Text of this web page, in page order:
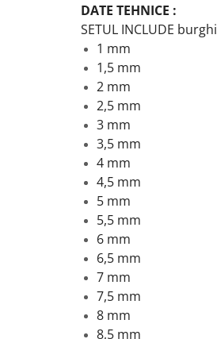
DATE TEHNICE :
SETUL INCLUDE
1 mm
1,5 mm
2 mm
2,5 mm
3 mm
3,5 mm
4 mm
4,5 mm
5 mm
5,5 mm
6 mm
6,5 mm
7 mm
7,5 mm
8 mm
8,5 mm